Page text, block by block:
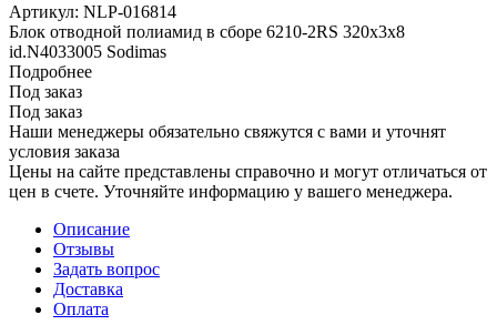
Артикул: NLP-016814
Блок отводной полиамид в сборе 6210-2RS 320х3х8
id.N4033005 Sodimas
Подробнее
Под заказ
Под заказ
Наши менеджеры обязательно свяжутся с вами и уточнят
условия заказа
Цены на сайте представлены справочно и могут отличаться от
цен в счете. Уточняйте информацию у вашего менеджера.
Описание
Отзывы
Задать вопрос
Доставка
Оплата